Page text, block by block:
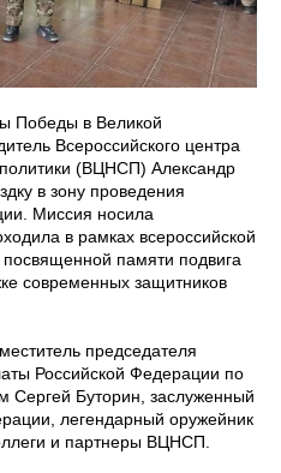
Победы в Великой
Всероссийского центра
(ВЦНСП) Александр
в зону проведения
Миссия носила
в рамках всероссийской
памяти подвига
современных защитников
председателя
Российской Федерации по
Сергей Буторин, заслуженный
легендарный оружейник
и партнеры ВЦНСП.